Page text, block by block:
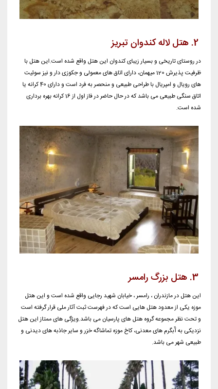
در روستای تاریخی و بسیار زیبای کندوان این هتل واقع شده است.این هتل با
ظرفیت پذیرش 120 میهمان، دارای اتاق های معمولی و جکوزی دار و نیز سوئیت
های رویال و امپریال با طراحی طبیعی و منحصر به فرد است و دارای 40 کرانه یا
اتاق سنگی طبیعی می باشد که در حال حاضر در فاز اول از 16 کرانه بهره برداری
شده است.
این هتل در مازندران ، رامسر ، خیابان شهید رجایی واقع شده است و این هتل
موزه یکی از معدود هتل هایی است که در فهرست ثبت آثار ملی قرار گرفته است
و تحت نظر مجموعه گروه هتل های پارسیان می باشد.ویژگی های ممتاز این هتل
نزدیکی به آّبگرم های معدنی، کاخ موزه تماشاگه خزر و سایر جاذبه های دیدنی و
طبیعی شهر می باشد.